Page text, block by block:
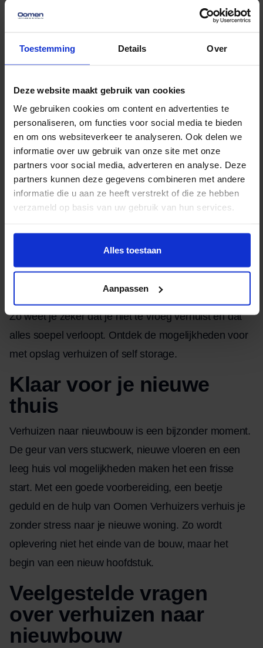
Toestemming Details Over
Deze website maakt gebruik van cookies
We gebruiken cookies om content en advertenties te
personaliseren, om functies voor social media te bieden
en om ons websiteverkeer te analyseren. Ook delen we
informatie over uw gebruik van onze site met onze
partners voor social media, adverteren en analyse. Deze
partners kunnen deze gegevens combineren met andere
informatie die u aan ze heeft verstrekt of die ze hebben
verzameld op basis van uw gebruik van hun services.
Alles toestaan
Aanpassen
Onvoldoende ventileren, waardoor schimmel
Geen planning maken voor opleverpunten
Te vroeg meubels plaatsen op een vochtige
vloer
Geen vochtmeting doen voordat je verhuist
Door deze fouten te vermijden, bespaar je jezelf veel
gedoe én kosten.
Professioneel verhuizen
naar je
nieuwbouwwoning
verplaatsen van je spullen en het regelen van opslag.
Zo weet je zeker dat je niet te vroeg verhuist en dat
alles soepel verloopt. Ontdek de mogelijkheden voor
met opslag verhuizen of self storage.
Klaar voor je nieuwe
thuis
Verhuizen naar nieuwbouw is een bijzonder moment.
De geur van vers stucwerk, nieuwe vloeren en een
leeg huis vol mogelijkheden maken het een frisse
start. Met een goede voorbereiding, een beetje
geduld en de hulp van Oomen Verhuizers verhuis je
zonder stress naar je nieuwe woning. Zo wordt
oplevering niet het einde van de bouw, maar het
begin van een nieuw hoofdstuk.
Veelgestelde vragen
over verhuizen naar
nieuwbouw